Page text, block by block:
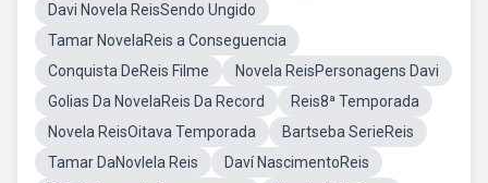
Davi Novela ReisSendo Ungido
Tamar NovelaReis a Conseguencia
Conquista DeReis Filme
Novela ReisPersonagens Davi
Golias Da NovelaReis Da Record
Reis8ª Temporada
Novela ReisOitava Temporada
Bartseba SerieReis
Tamar DaNovlela Reis
Daví NascimentoReis